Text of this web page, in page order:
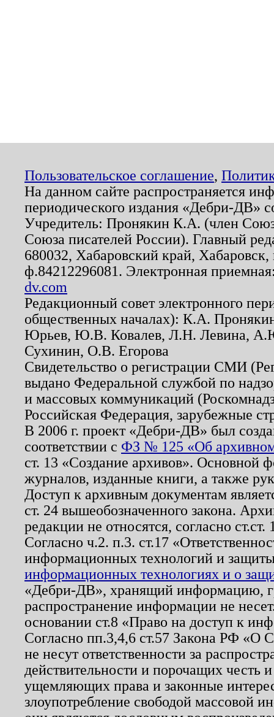
Пользовательское соглашение,
На данном сайте распространяется
периодического издания «Дебри-ДВ»
Учредитель: Пронякин К.А. (член
Союза писателей России). Главный
680032, Хабаровский край,
ф.84212296081. Электронная
dv.com
Редакционный совет электронного
общественных началах): К.А.
Юрьев, Ю.В. Ковалев, Л.Н. Левина,
Сухинин, О.В. Егорова
Свидетельство о регистрации СМИ
выдано Федеральной службой по
и массовых коммуникаций
Российская Федерация, зарубежные
В 2006 г. проект «Дебри-ДВ» был
соответствии с ФЗ № 125 «Об
ст. 13 «Создание архивов». Основной
журналов, изданные книги, а также
Доступ к архивным документам
ст. 24 вышеобозначенного закона.
редакции не относятся, согласно
Согласно ч.2. п.3. ст.17
информационных технологий и
информационных технологиях и о
«Дебри-ДВ», хранящий информацию,
распространение информации не
основании ст.8 «Право на доступ к
Согласно пп.3,4,6 ст.57 Закона РФ «О
не несут ответственности за
действительности и порочащих честь
ущемляющих права и законные
злоупотребление свободой массовой